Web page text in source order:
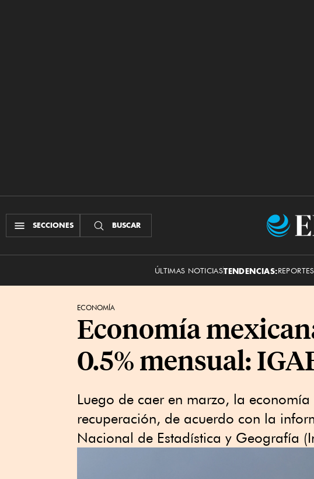
SECCIONES BUSCAR
ÚLTIMAS NOTICIASTENDENCIAS:
ECONOMÍA
Economía
0.5% mensual:
Luego de caer en marzo, la
recuperación, de acuerdo con la
Nacional de Estadística y Geografía